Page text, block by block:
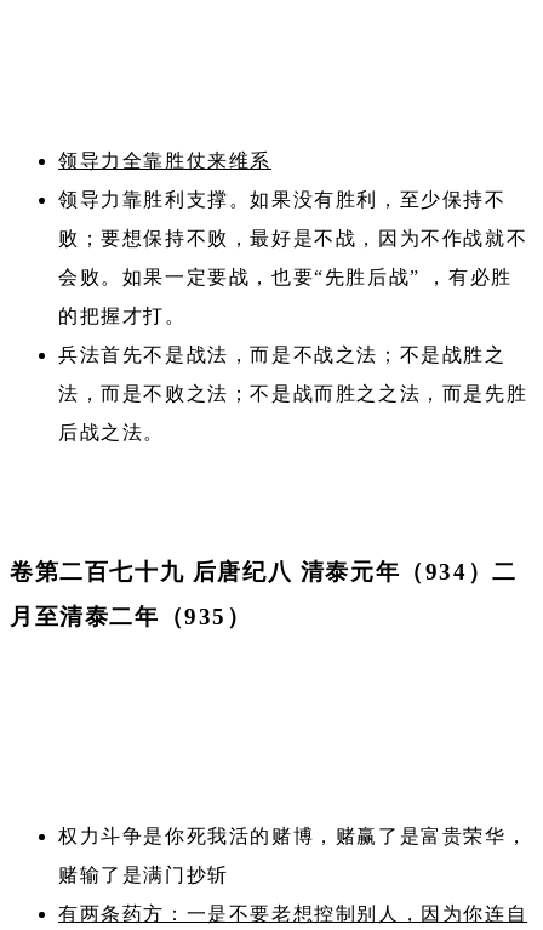
领导力全靠胜仗来维系
领导力靠胜利支撑。如果没有胜利，至少保持不
败；要想保持不败，最好是不战，因为不作战就不
会败。如果一定要战，也要“先胜后战” ，有必胜
的把握才打。
兵法首先不是战法，而是不战之法；不是战胜之
法，而是不败之法；不是战而胜之之法，而是先胜
后战之法。
卷第二百七十九 后唐纪八 清泰元年（934）二
月至清泰二年（935）
权力斗争是你死我活的赌博，赌赢了是富贵荣华，
赌输了是满门抄斩
有两条药方：一是不要老想控制别人，因为你连自